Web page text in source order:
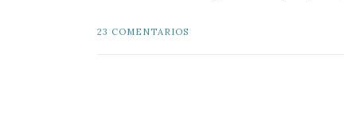
23 COMENTARIOS